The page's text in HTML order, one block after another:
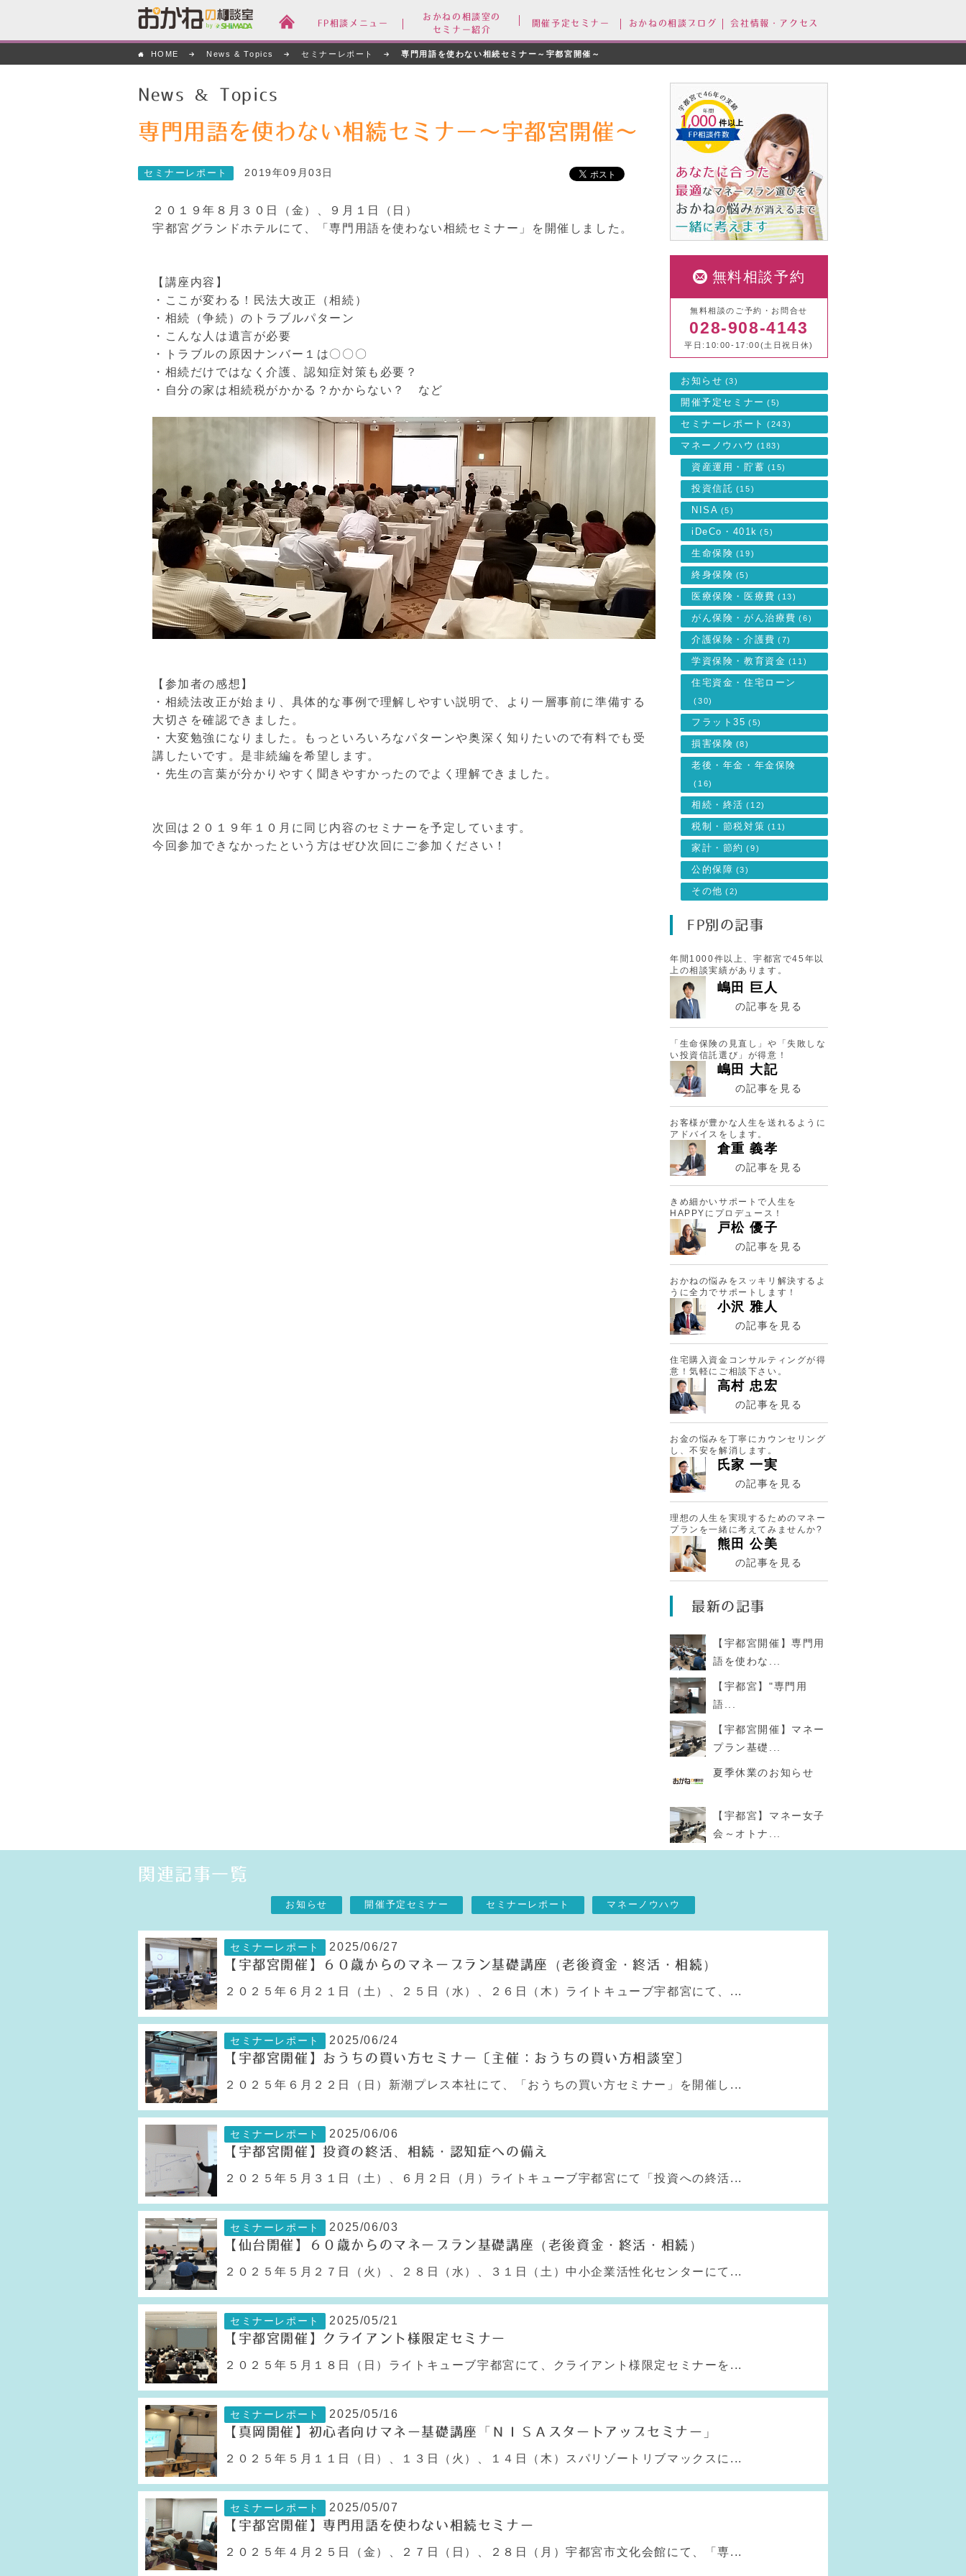
おかねの相談室 by
FP相談メニュー
おかねの相談室の
セミナー紹介
開催予定セミナー おかねの相談ブログ 会社情報・アクセス
HOME News & Topics セミナーレポート 専門用語を使わない相続セミナー～宇都宮開催～
News & Topics
専門用語を使わない相続セミナー～宇都宮開催～
セミナーレポート 2019年09月03日
２０１９年８月３０日（金）、９月１日（日）
宇都宮グランドホテルにて、「専門用語を使わない相続セミナー」を開催しました。
【講座内容】
・ここが変わる！民法大改正（相続）
・相続（争続）のトラブルパターン
・こんな人は遺言が必要
・トラブルの原因ナンバー１は〇〇〇
・相続だけではなく介護、認知症対策も必要？
・自分の家は相続税がかかる？かからない？ など
【参加者の感想】
・相続法改正が始まり、具体的な事例で理解しやすい説明で、より一層事前に準備する
大切さを確認できました。
・大変勉強になりました。もっといろいろなパターンや奥深く知りたいので有料でも受
講したいです。是非続編を希望します。
・先生の言葉が分かりやすく聞きやすかったのでよく理解できました。
次回は２０１９年１０月に同じ内容のセミナーを予定しています。
今回参加できなかったという方はぜひ次回にご参加ください！
無料相談予約
無料相談のご予約・お問合せ
028-908-4143
平日:10:00-17:00(土日祝日休)
お知らせ (3)
開催予定セミナー (5)
セミナーレポート (243)
マネーノウハウ (183)
資産運用・貯蓄 (15)
投資信託 (15)
NISA (5)
iDeCo・401k (5)
生命保険 (19)
終身保険 (5)
医療保険・医療費 (13)
がん保険・がん治療費 (6)
介護保険・介護費 (7)
学資保険・教育資金 (11)
住宅資金・住宅ローン
(30)
フラット35 (5)
損害保険 (8)
老後・年金・年金保険
(16)
相続・終活 (12)
税制・節税対策 (11)
家計・節約 (9)
公的保障 (3)
その他 (2)
FP別の記事
年間1000件以上、宇都宮で45年以
上の相談実績があります。
嶋田 巨人
の記事を見る
「生命保険の見直し」や「失敗しな
い投資信託選び」が得意！
嶋田 大記
の記事を見る
お客様が豊かな人生を送れるように
アドバイスをします。
倉重 義孝
の記事を見る
きめ細かいサポートで人生を
HAPPYにプロデュース！
戸松 優子
の記事を見る
おかねの悩みをスッキリ解決するよ
うに全力でサポートします！
小沢 雅人
の記事を見る
住宅購入資金コンサルティングが得
意！気軽にご相談下さい。
高村 忠宏
の記事を見る
お金の悩みを丁寧にカウンセリング
し、不安を解消します。
氏家 一実
の記事を見る
理想の人生を実現するためのマネー
プランを一緒に考えてみませんか?
熊田 公美
の記事を見る
最新の記事
【宇都宮開催】専門用
語を使わな...
【宇都宮】"専門用
語...
【宇都宮開催】マネー
プラン基礎...
夏季休業のお知らせ
【宇都宮】マネー女子
会～オトナ...
関連記事一覧
お知らせ 開催予定セミナー セミナーレポート マネーノウハウ
セミナーレポート 2025/06/27
【宇都宮開催】６０歳からのマネープラン基礎講座（老後資金・終活・相続）
２０２５年６月２１日（土）、２５日（水）、２６日（木）ライトキューブ宇都宮にて、...
セミナーレポート 2025/06/24
【宇都宮開催】おうちの買い方セミナー〔主催：おうちの買い方相談室〕
２０２５年６月２２日（日）新潮プレス本社にて、「おうちの買い方セミナー」を開催し...
セミナーレポート 2025/06/06
【宇都宮開催】投資の終活、相続・認知症への備え
２０２５年５月３１日（土）、６月２日（月）ライトキューブ宇都宮にて「投資への終活...
セミナーレポート 2025/06/03
【仙台開催】６０歳からのマネープラン基礎講座（老後資金・終活・相続）
２０２５年５月２７日（火）、２８日（水）、３１日（土）中小企業活性化センターにて...
セミナーレポート 2025/05/21
【宇都宮開催】クライアント様限定セミナー
２０２５年５月１８日（日）ライトキューブ宇都宮にて、クライアント様限定セミナーを...
セミナーレポート 2025/05/16
【真岡開催】初心者向けマネー基礎講座「ＮＩＳＡスタートアップセミナー」
２０２５年５月１１日（日）、１３日（火）、１４日（木）スパリゾートリブマックスに...
セミナーレポート 2025/05/07
【宇都宮開催】専門用語を使わない相続セミナー
２０２５年４月２５日（金）、２７日（日）、２８日（月）宇都宮市文化会館にて、「専...